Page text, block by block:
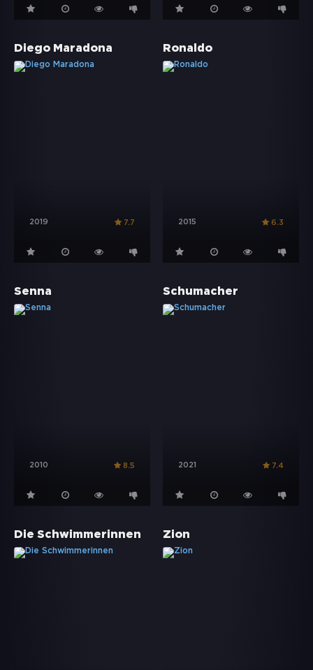
Diego Maradona
2019 7.7
Ronaldo
2015 6.3
Senna
2010 8.5
Schumacher
2021 7.4
Die Schwimmerinnen Zion